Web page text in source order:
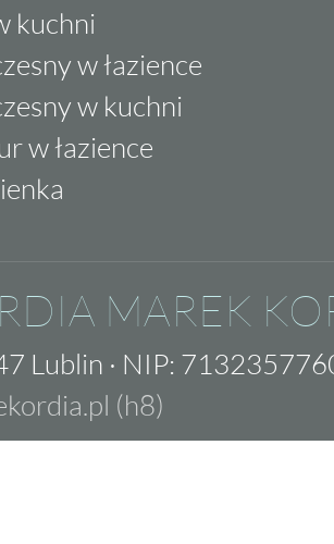
kuchni
w łazience
w kuchni
w łazience
MAREK
Lublin · NIP:
(h8)